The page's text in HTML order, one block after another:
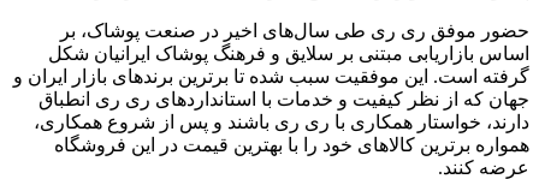
حضور موفق ری ری طی سال‌های اخیر در صنعت پوشاک، بر
اساس بازاریابی مبتنی بر سلایق و فرهنگ پوشاک ایرانیان شکل‌
گرفته است. این موفقیت سبب شده تا برترین برندهای بازار ایران و
جهان که از نظر کیفیت و خدمات با استانداردهای ری ری انطباق
دارند، خواستار همکاری با ری ری باشند و پس از شروع همکاری،
همواره برترین کالاهای خود را با بهترین قیمت در این فروشگاه
عرضه کنند.